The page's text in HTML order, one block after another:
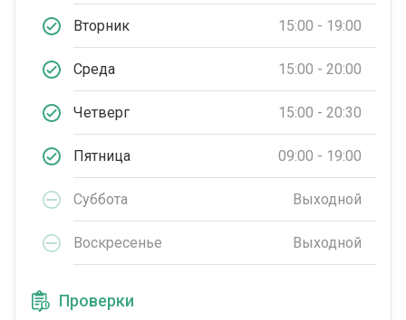
Вторник 15:00 - 19:00
Среда 15:00 - 20:00
Четверг 15:00 - 20:30
Пятница 09:00 - 19:00
Суббота Выходной
Воскресенье Выходной
Проверки